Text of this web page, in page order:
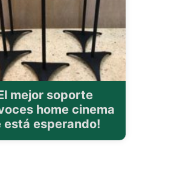
mejor soporte
home cinema
está esperando!